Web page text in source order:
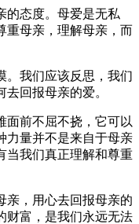
的态度。母爱是无私
重母亲，理解母亲，而
。我们应该反思，我们
回报母亲的爱。
面前不屈不挠，它可以
力量并不是来自于母亲
当我们真正理解和尊重
亲，用心去回报母亲的
财富，是我们永远无法